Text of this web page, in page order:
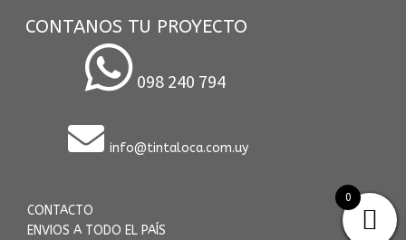
CONTANOS TU PROYECTO
098 240 794
info@tintaloca.com.uy
CONTACTO
ENVIOS A TODO EL PAÍS
0